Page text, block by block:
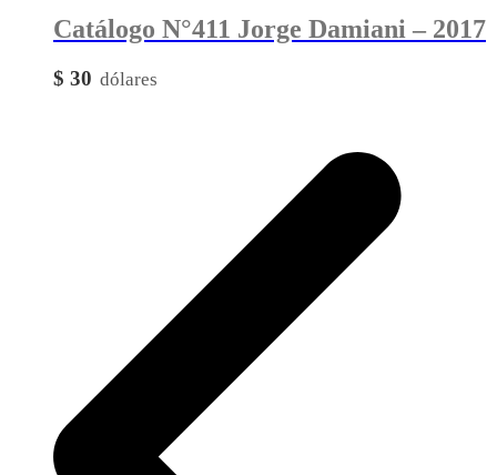
Catálogo N°411 Jorge Damiani – 2017
$ 30